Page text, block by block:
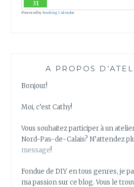
31
Powered byBooking Calendar
A PROPOS
Bonjour!
Moi, c’est Cathy!
Vous souhaitez participer à un
Nord-Pas-de-Calais? N’attendez
message!
Fondue de DIY en tous genres, je
ma passion sur ce blog. Vous le